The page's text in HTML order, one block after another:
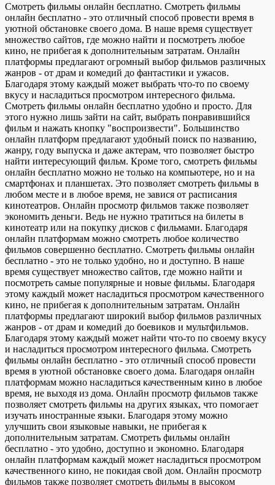
Смотреть фильмы онлайн бесплатно. Смотреть фильмы
онлайн бесплатно - это отличный способ провести время в
уютной обстановке своего дома. В наше время существует
множество сайтов, где можно найти и посмотреть любое
кино, не прибегая к дополнительным затратам. Онлайн
платформы предлагают огромный выбор фильмов различных
жанров - от драм и комедий до фантастики и ужасов.
Благодаря этому каждый может выбрать что-то по своему
вкусу и насладиться просмотром интересного фильма.
Смотреть фильмы онлайн бесплатно удобно и просто. Для
этого нужно лишь зайти на сайт, выбрать понравившийся
фильм и нажать кнопку "воспроизвести". Большинство
онлайн платформ предлагают удобный поиск по названию,
жанру, году выпуска и даже актерам, что позволяет быстро
найти интересующий фильм. Кроме того, смотреть фильмы
онлайн бесплатно можно не только на компьютере, но и на
смартфонах и планшетах. Это позволяет смотреть фильмы в
любом месте и в любое время, не завися от расписания
кинотеатров. Онлайн просмотр фильмов также позволяет
экономить деньги. Ведь не нужно тратиться на билеты в
кинотеатр или на покупку дисков с фильмами. Благодаря
онлайн платформам можно смотреть любое количество
фильмов совершенно бесплатно. Смотреть фильмы онлайн
бесплатно - это не только удобно, но и доступно. В наше
время существует множество сайтов, где можно найти и
посмотреть самые популярные и новые фильмы. Благодаря
этому каждый может насладиться просмотром качественного
кино, не прибегая к дополнительным затратам. Онлайн
платформы предлагают широкий выбор фильмов различных
жанров - от драм и комедий до боевиков и мультфильмов.
Благодаря этому каждый может найти что-то по своему вкусу
и насладиться просмотром интересного фильма. Смотреть
фильмы онлайн бесплатно - это отличный способ провести
время в уютной обстановке своего дома. Благодаря онлайн
платформам можно насладиться качественным кино в любое
время, не выходя из дома. Онлайн просмотр фильмов также
позволяет смотреть фильмы на других языках, что помогает
изучать иностранные языки. Благодаря этому можно
улучшить свои языковые навыки, не прибегая к
дополнительным затратам. Смотреть фильмы онлайн
бесплатно - это удобно, доступно и экономно. Благодаря
онлайн платформам каждый может насладиться просмотром
качественного кино, не покидая свой дом. Онлайн просмотр
фильмов также позволяет смотреть фильмы в высоком